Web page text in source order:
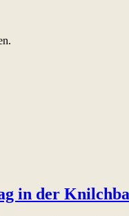
in der